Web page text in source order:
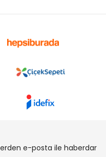
e-posta ile haberdar